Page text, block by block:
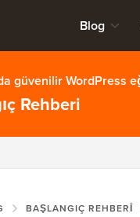
Blog
güvenilir WordPress
Rehberi
BAŞLANGIÇ REHBERI